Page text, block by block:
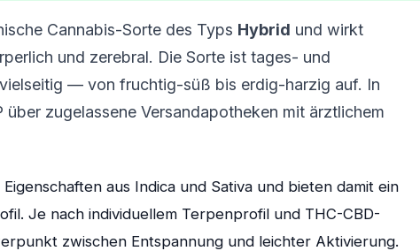
Cannabis-Sorte des Typs Hybrid und wirkt
und zerebral. Die Sorte ist tages- und
— von fruchtig-süß bis erdig-harzig auf. In
über zugelassene Versandapotheken mit ärztlichem
aus Indica und Sativa und bieten damit ein
Je nach individuellem Terpenprofil und THC-CBD-
zwischen Entspannung und leichter Aktivierung.